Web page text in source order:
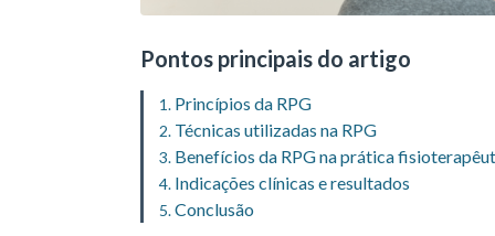
Pontos principais do artigo
Princípios da RPG
Técnicas utilizadas na RPG
Benefícios da RPG na prática
Indicações clínicas e resultados
Conclusão